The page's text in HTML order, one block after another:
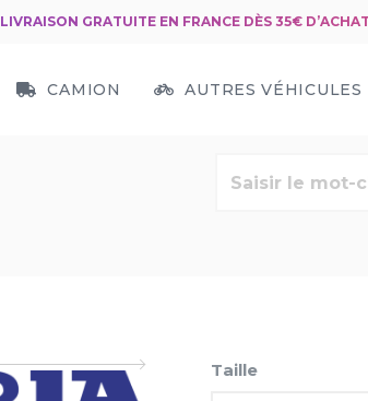
LIVRAISON GRATUITE EN FRANCE DÈS 35€ D’ACHAT
CAMION AUTRES VÉHICULES
Taille